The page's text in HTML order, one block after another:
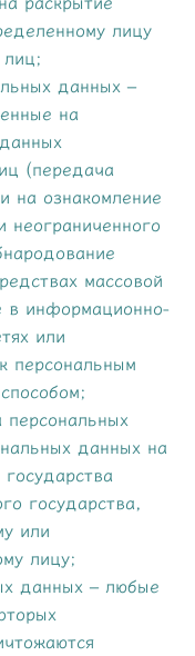
лицу
лиц;
данных –
на
(передача
на ознакомление
массовой
информационно-
или
персональным
персональных
данных на
государства,
или
лицу;
данных – любые